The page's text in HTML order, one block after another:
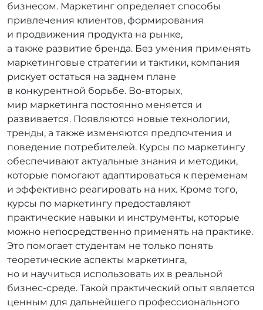
бизнесом. Маркетинг определяет способы
привлечения клиентов, формирования
и продвижения продукта на рынке,
а также развитие бренда. Без умения применять
маркетинговые стратегии и тактики, компания
рискует остаться на заднем плане
в конкурентной борьбе. Во‑вторых,
мир маркетинга постоянно меняется и
развивается. Появляются новые технологии,
тренды, а также изменяются предпочтения и
поведение потребителей. Курсы по маркетингу
обеспечивают актуальные знания и методики,
которые помогают адаптироваться к переменам
и эффективно реагировать на них. Кроме того,
курсы по маркетингу предоставляют
практические навыки и инструменты, которые
можно непосредственно применять на практике.
Это помогает студентам не только понять
теоретические аспекты маркетинга,
но и научиться использовать их в реальной
бизнес-среде. Такой практический опыт является
ценным для дальнейшего профессионального